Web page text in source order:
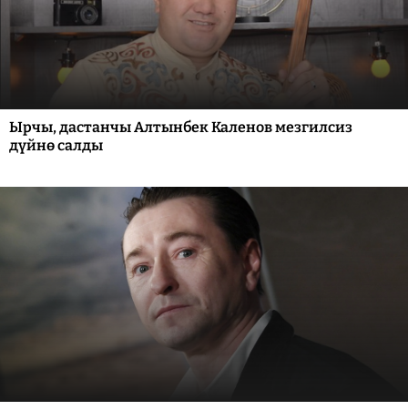
Ырчы, дастанчы Алтынбек Каленов мезгилсиз
дүйнө салды